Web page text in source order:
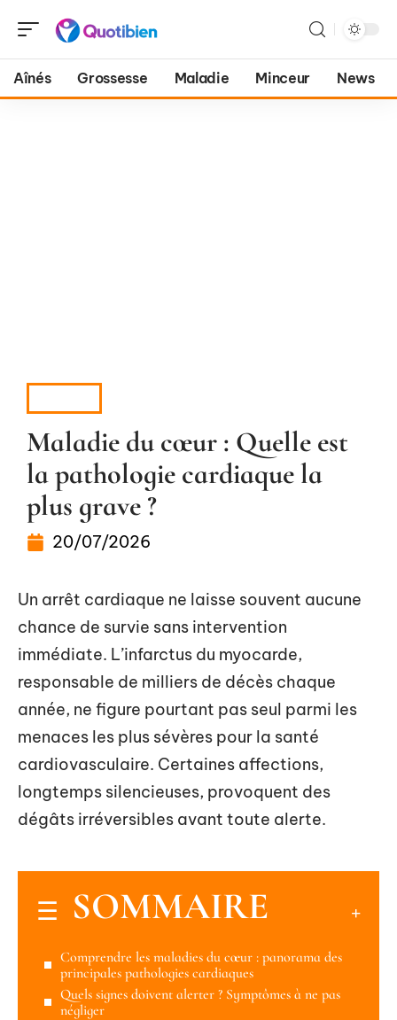
Aînés Grossesse Maladie Minceur News
Maladie du cœur : Quelle est
la pathologie cardiaque la
plus grave ?
20/07/2026
Un arrêt cardiaque ne laisse souvent aucune
chance de survie sans intervention
immédiate. L’infarctus du myocarde,
responsable de milliers de décès chaque
année, ne figure pourtant pas seul parmi les
menaces les plus sévères pour la santé
cardiovasculaire. Certaines affections,
longtemps silencieuses, provoquent des
dégâts irréversibles avant toute alerte.
SOMMAIRE
Comprendre les maladies du cœur : panorama des
principales pathologies cardiaques
Quels signes doivent alerter ? Symptômes à ne pas
négliger